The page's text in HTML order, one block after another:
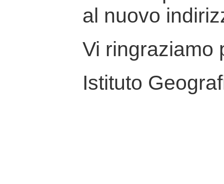
al nuovo
Vi ringraziamo
Istituto